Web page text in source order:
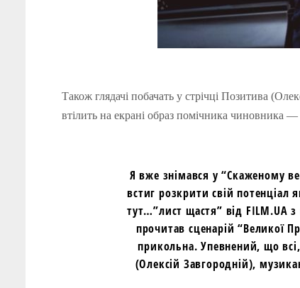
Також глядачі побачать у стрічці Позитива
втілить на екрані образ помічника
Я вже знімався у “Скаженому
встиг розкрити свій потенціал
тут…”лист щастя” від FILM.UA
прочитав сценарій “Великої
прикольна. Упевнений, що
(Олексій Завгородній),